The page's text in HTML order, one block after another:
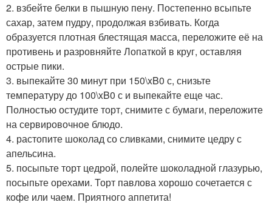
2. взбейте белки в пышную пену. Постепенно всыпьте
сахар, затем пудру, продолжая взбивать. Когда
образуется плотная блестящая масса, переложите её на
противень и разровняйте Лопаткой в круг, оставляя
острые пики.
3. выпекайте 30 минут при 150\xB0 с, снизьте
температуру до 100\xB0 с и выпекайте еще час.
Полностью остудите торт, снимите с бумаги, переложите
на сервировочное блюдо.
4. растопите шоколад со сливками, снимите цедру с
апельсина.
5. посыпьте торт цедрой, полейте шоколадной глазурью,
посыпьте орехами. Торт павлова хорошо сочетается с
кофе или чаем. Приятного аппетита!